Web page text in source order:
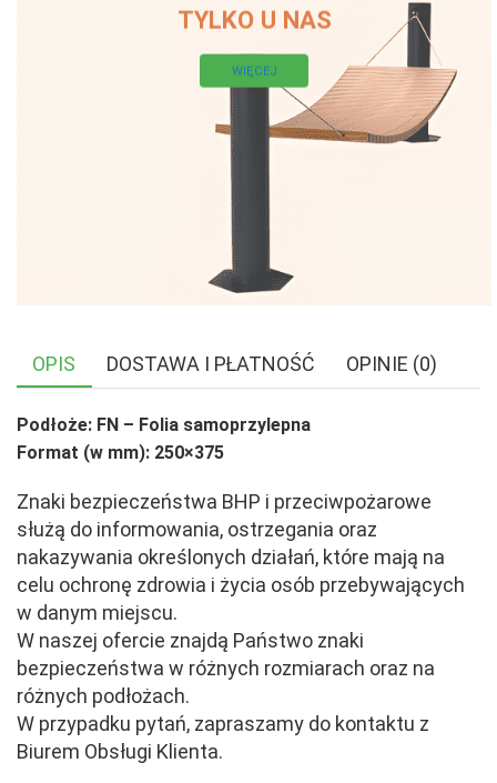
TYLKO U NAS
WIĘCEJ
OPIS DOSTAWA I PŁATNOŚĆ OPINIE (0)
Podłoże: FN – Folia samoprzylepna
Format (w mm): 250×375
Znaki bezpieczeństwa BHP i przeciwpożarowe
służą do informowania, ostrzegania oraz
nakazywania określonych działań, które mają na
celu ochronę zdrowia i życia osób przebywających
w danym miejscu.
W naszej ofercie znajdą Państwo znaki
bezpieczeństwa w różnych rozmiarach oraz na
różnych podłożach.
W przypadku pytań, zapraszamy do kontaktu z
Biurem Obsługi Klienta.